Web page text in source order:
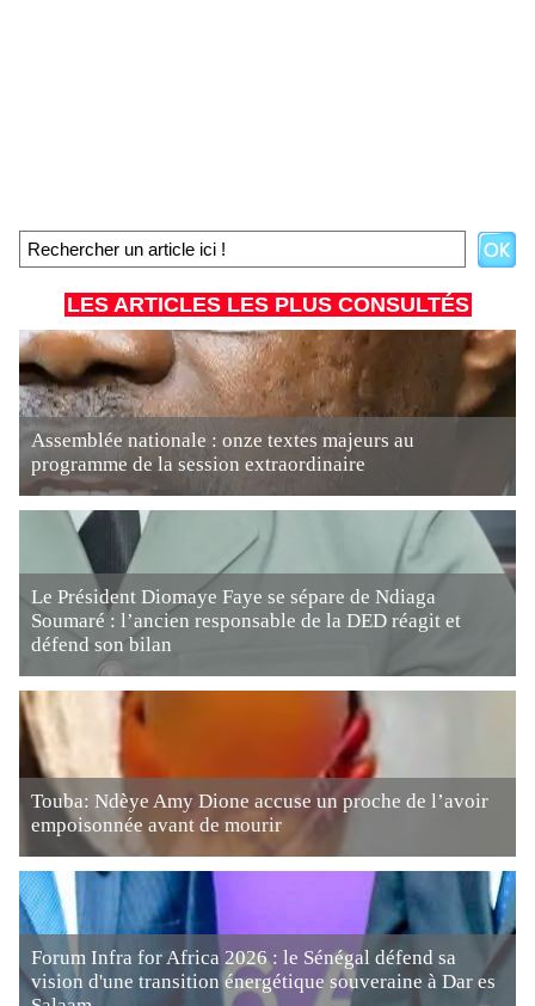
LES ARTICLES LES PLUS CONSULTÉS
Assemblée nationale : onze textes majeurs au
programme de la session extraordinaire
Le Président Diomaye Faye se sépare de Ndiaga
Soumaré : l’ancien responsable de la DED réagit et
défend son bilan
Touba: Ndèye Amy Dione accuse un proche de l’avoir
empoisonnée avant de mourir
Forum Infra for Africa 2026 : le Sénégal défend sa
vision d'une transition énergétique souveraine à Dar es